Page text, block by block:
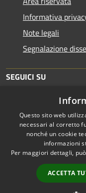
Informativa
Note legali
Segnalazione
SEGUICI SU
Twitter
Accessibilità
Questo sito web
necessari al corretto
nonché un cookie
informazioni
Per maggiori dettagli,
ACCETTA